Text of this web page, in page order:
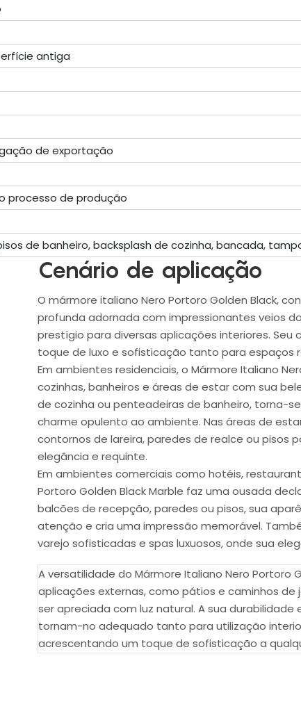
antiga
de exportação
processo de produção
de banheiro, backsplash de cozinha, bancada,
Cenário de aplicação
O mármore italiano Nero Portoro Golden Black,
profunda adornada com impressionantes veios
prestígio para diversas aplicações interiores.
toque de luxo e sofisticação tanto para espaços
Em ambientes residenciais, o Mármore Italiano
cozinhas, banheiros e áreas de estar com sua
de cozinha ou penteadeiras de banheiro, torna-
charme opulento ao ambiente. Nas áreas de
contornos de lareira, paredes de realce ou pisos
elegância e requinte.
Em ambientes comerciais como hotéis,
Portoro Golden Black Marble faz uma ousada
balcões de recepção, paredes ou pisos, sua
atenção e cria uma impressão memorável.
varejo sofisticadas e spas luxuosos, onde sua
A versatilidade do Mármore Italiano Nero Portoro
aplicações externas, como pátios e caminhos de
ser apreciada com luz natural. A sua
tornam-no adequado tanto para utilização
acrescentando um toque de sofisticação a